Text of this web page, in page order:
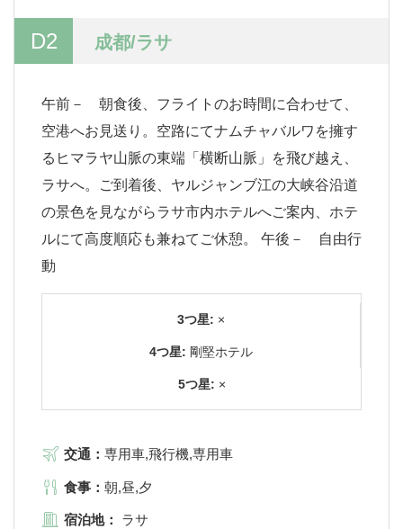
D2 成都/ラサ
午前－ 朝食後、フライトのお時間に合わせて、
空港へお見送り。空路にてナムチャバルワを擁す
るヒマラヤ山脈の東端「横断山脈」を飛び越え、
ラサへ。ご到着後、ヤルジャンブ江の大峡谷沿道
の景色を見ながらラサ市内ホテルへご案内、ホテ
ルにて高度順応も兼ねてご休憩。 午後－ 自由行
動
3つ星: ×
4つ星: 剛堅ホテル
5つ星: ×
交通： 専用車,飛行機,専用車
食事： 朝,昼,夕
宿泊地： ラサ